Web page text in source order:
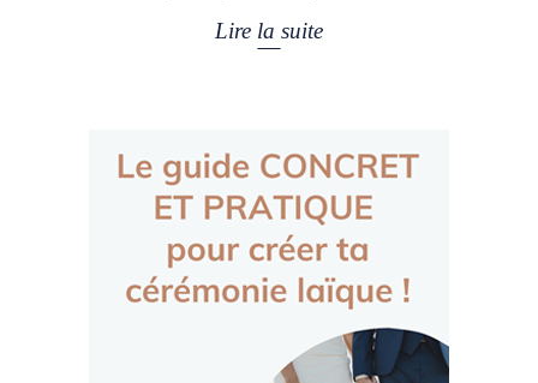
Lire la suite